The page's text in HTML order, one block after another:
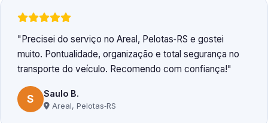
Precisei do serviço no Areal, Pelotas‑RS e gostei
muito. Pontualidade, organização e total segurança no
transporte do veículo. Recomendo com confiança!
S Saulo B.
Areal, Pelotas‑RS